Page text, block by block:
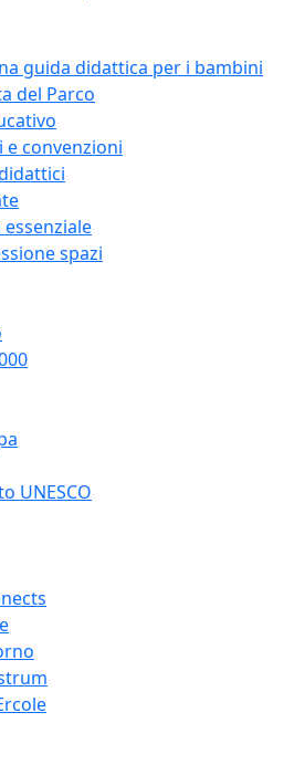
guida didattica per i bambini
del Parco
e convenzioni
spazi
UNESCO